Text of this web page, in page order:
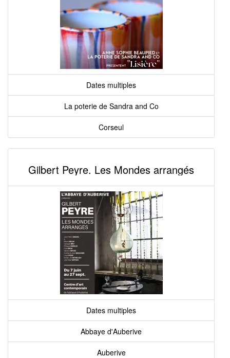
Dates multiples
La poterie de Sandra and Co
Corseul
Gilbert Peyre. Les Mondes arrangés
Dates multiples
Abbaye d'Auberive
Auberive